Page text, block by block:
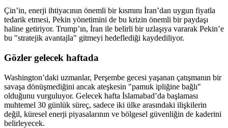
Çin’in, enerji ihtiyacının önemli bir kısmını İran’dan uygun fiyatla
tedarik etmesi, Pekin yönetimini de bu krizin önemli bir paydaşı
haline getiriyor. Trump’ın, İran ile belirli bir uzlaşıya vararak Pekin’e
bu "stratejik avantajla" gitmeyi hedeflediği kaydediliyor.
Gözler gelecek haftada
Washington’daki uzmanlar, Perşembe gecesi yaşanan çatışmanın bir
savaşa dönüşmediğini ancak ateşkesin "pamuk ipliğine bağlı"
olduğunu vurguluyor. Gelecek hafta İslamabad’da başlaması
muhtemel 30 günlük süreç, sadece iki ülke arasındaki ilişkilerin
değil, küresel enerji piyasalarının ve bölgesel güvenliğin de kaderini
belirleyecek.